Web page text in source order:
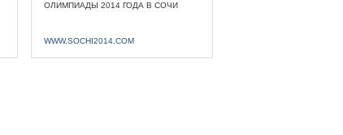
ОЛИМПИАДЫ 2014 ГОДА В СОЧИ
WWW.SOCHI2014.COM